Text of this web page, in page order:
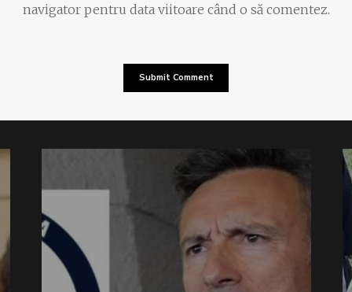
navigator pentru data viitoare când o să comentez.